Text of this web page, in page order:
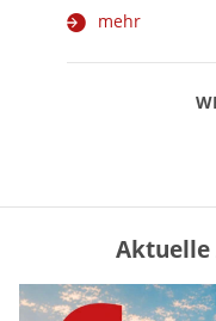
mehr
„Jung kauft
Überblick –
und
Aktuelle